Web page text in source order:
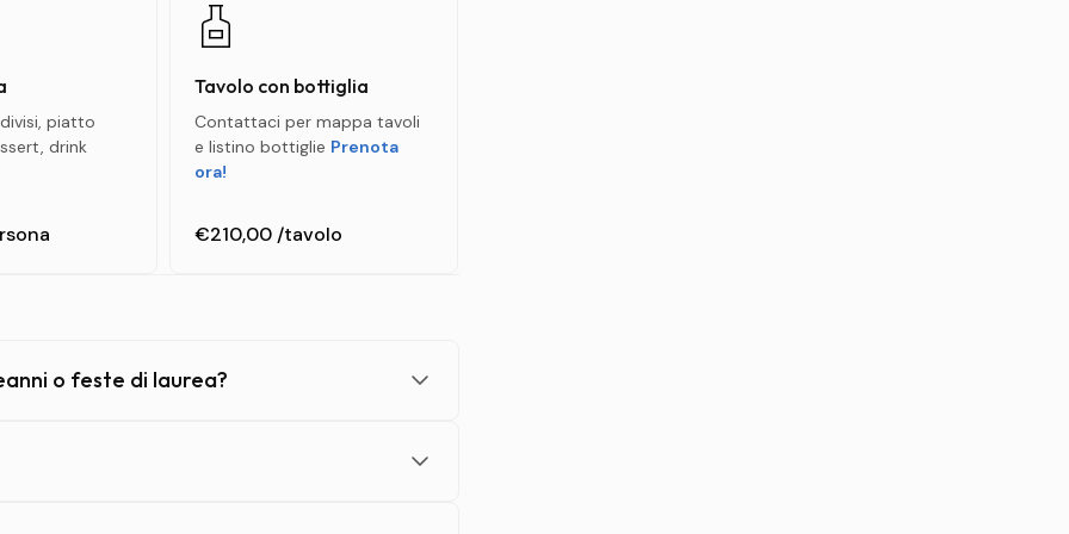
chiediamo un occhio di riguardo per
non è consentito.
selezionato
whatsapp.
una soluzione organizzata per gruppi,
piatto
drink
Tavolo con bottiglia
Contattaci per mappa tavoli
e listino bottiglie Prenota
ora!
€210,00 /tavolo
o feste di laurea?